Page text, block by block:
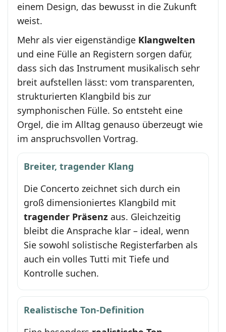
einem Design, das bewusst in die Zukunft
weist.
Mehr als vier eigenständige Klangwelten
und eine Fülle an Registern sorgen dafür,
dass sich das Instrument musikalisch sehr
breit aufstellen lässt: vom transparenten,
strukturierten Klangbild bis zur
symphonischen Fülle. So entsteht eine
Orgel, die im Alltag genauso überzeugt wie
im anspruchsvollen Vortrag.
Breiter, tragender Klang
Die Concerto zeichnet sich durch ein
groß dimensioniertes Klangbild mit
tragender Präsenz aus. Gleichzeitig
bleibt die Ansprache klar – ideal, wenn
Sie sowohl solistische Registerfarben als
auch ein volles Tutti mit Tiefe und
Kontrolle suchen.
Realistische Ton-Definition